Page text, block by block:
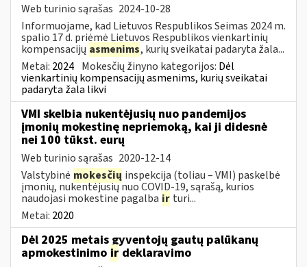
Web turinio sąrašas 2024-10-28
Informuojame, kad Lietuvos Respublikos Seimas 2024 m.
spalio 17 d. priėmė Lietuvos Respublikos vienkartinių
kompensacijų asmenims, kurių sveikatai padaryta žala...
Metai: 2024 Mokesčių žinyno kategorijos: Dėl
vienkartinių kompensacijų asmenims, kurių sveikatai
padaryta žala likvi
VMI skelbia nukentėjusių nuo pandemijos
įmonių mokestinę nepriemoką, kai ji didesnė
nei 100 tūkst. eurų
Web turinio sąrašas 2020-12-14
Valstybinė mokesčių inspekcija (toliau – VMI) paskelbė
įmonių, nukentėjusių nuo COVID-19, sąrašą, kurios
naudojasi mokestine pagalba ir turi...
Metai: 2020
Dėl 2025 metais gyventojų gautų palūkanų
apmokestinimo ir deklaravimo